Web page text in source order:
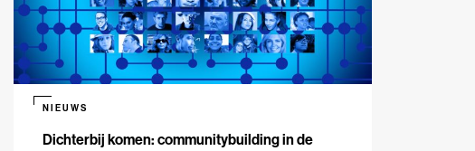
Dichterbij komen: communitybuilding in de
NIEUWS